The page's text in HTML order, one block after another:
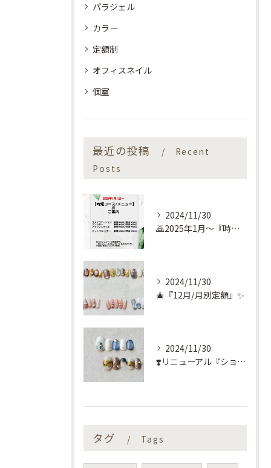
パラジェル
カラー
定額制
オフィスネイル
個室
最近の投稿
Recent
Posts
2024/11/30
🙇2025年1月～『時短コース』のお知らせ🙇
2024/11/30
🎄『12月/月別定額』✨
2024/11/30
❣️リニューアル『ショートネイル定額』❣️
タグ Tags